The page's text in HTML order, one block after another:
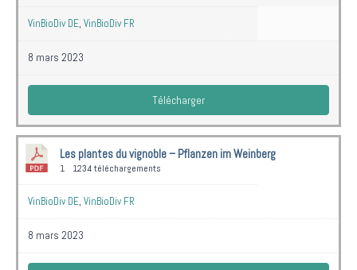
VinBioDiv DE, VinBioDiv FR
8 mars 2023
Télécharger
Les plantes du vignoble – Pflanzen im Weinberg
1 1234 téléchargements
VinBioDiv DE, VinBioDiv FR
8 mars 2023